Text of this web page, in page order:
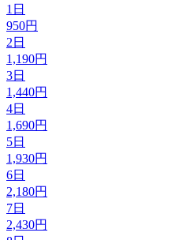
1日
950円
2日
1,190円
3日
1,440円
4日
1,690円
5日
1,930円
6日
2,180円
7日
2,430円